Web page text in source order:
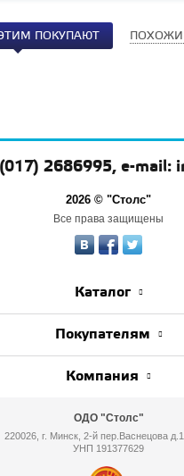
ПОКУПАЮТ
2686995, e-mail:
2026 © "Столс"
Все права защищены
Каталог
Покупателям
Компания
ОДО "Столс"
220026, г. Минск, 2-й пер.Васнецова
УНП 191377629